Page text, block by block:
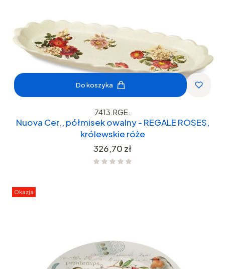
Do koszyka
7413.RGE.
Nuova Cer., półmisek owalny - REGALE ROSES,
królewskie róże
Cena
326,70 zł
Okazja